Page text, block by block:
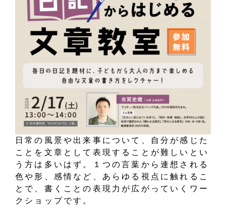
日常の風景や出来事について、自分が感じた
ことを文章として表現することが難しいとい
う方は多いはず。１つの言葉から連想される
色や形、感情など、あらゆる視点に触れるこ
とで、書くことの表現力が広がっていくワー
クショップです。